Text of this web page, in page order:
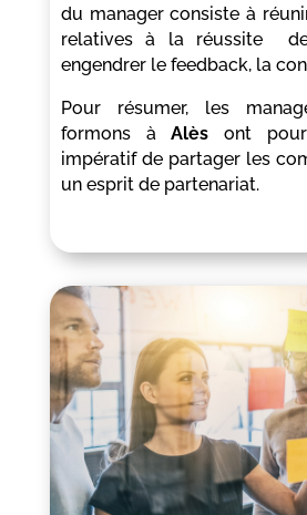
du manager consiste à
relatives à la réussite
engendrer le feedback, la
Pour résumer, les
formons àAlès ont
impératif de partager les
un esprit de partenariat.